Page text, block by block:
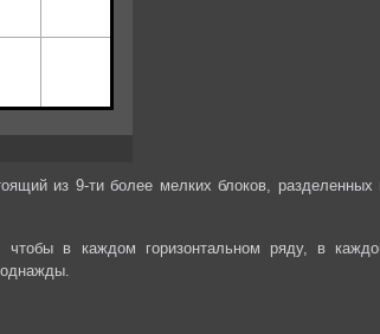
из 9-ти более мелких блоков, разделенных
в каждом горизонтальном ряду, в
однажды.